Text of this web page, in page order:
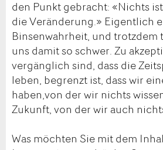
den Punkt gebracht: «Nichts
die Veränderung.» Eigentlich
Binsenwahrheit, und trotzdem
uns damit so schwer. Zu
vergänglich sind, dass die
leben, begrenzt ist, dass wir
haben,von der wir nichts
Zukunft, von der wir auch
Was möchten Sie mit dem